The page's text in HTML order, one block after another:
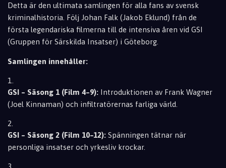
Detta är den ultimata samlingen för alla fans av svensk
kriminalhistoria. Följ Johan Falk (Jakob Eklund) från de
första legendariska filmerna till de intensiva åren vid GSI
(Gruppen för Särskilda Insatser) i Göteborg.
Samlingen innehåller:
GSI – Säsong 1 (Film 4–9): Introduktionen av Frank Wagner
(Joel Kinnaman) och infiltratörernas farliga värld.
GSI – Säsong 2 (Film 10–12): Spänningen tätnar när
personliga insatser och yrkesliv krockar.